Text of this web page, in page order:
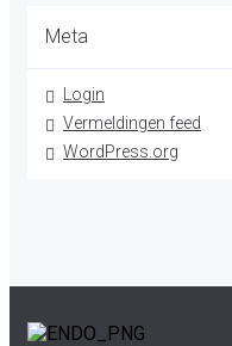
Meta
Login
Vermeldingen feed
WordPress.org